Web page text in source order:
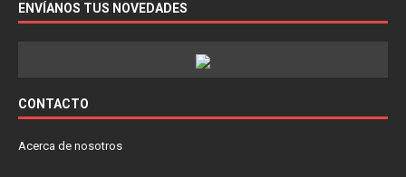
ENVÍANOS TUS NOVEDADES
CONTACTO
Acerca de nosotros